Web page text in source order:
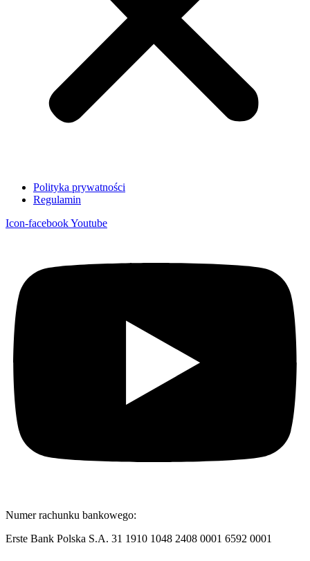
Polityka prywatności
Regulamin
Icon-facebookYoutube
Numer rachunku bankowego:
Erste Bank Polska S.A. 31 1910 1048 2408 0001 6592 0001